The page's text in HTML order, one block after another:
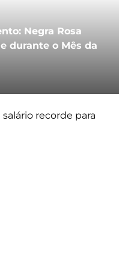
Negra Rosa
durante o Mês da